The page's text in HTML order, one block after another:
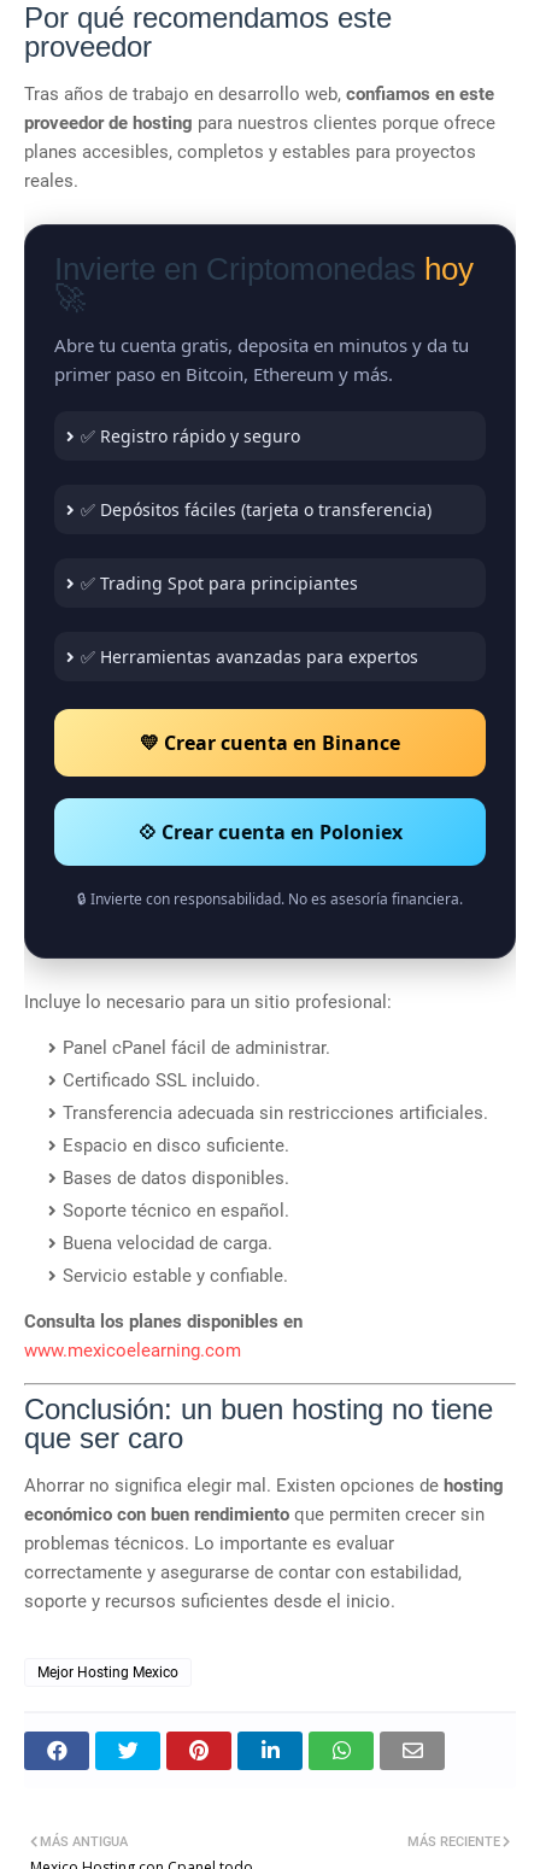
Por qué recomendamos este
proveedor
Tras años de trabajo en desarrollo web, confiamos en este
proveedor de hosting para nuestros clientes porque ofrece
planes accesibles, completos y estables para proyectos
reales.
Invierte en Criptomonedas hoy
🚀
Abre tu cuenta gratis, deposita en minutos y da tu
primer paso en Bitcoin, Ethereum y más.
✅ Registro rápido y seguro
✅ Depósitos fáciles (tarjeta o transferencia)
✅ Trading Spot para principiantes
✅ Herramientas avanzadas para expertos
💛 Crear cuenta en Binance
💠 Crear cuenta en Poloniex
🔒 Invierte con responsabilidad. No es asesoría financiera.
Incluye lo necesario para un sitio profesional:
Panel cPanel fácil de administrar.
Certificado SSL incluido.
Transferencia adecuada sin restricciones artificiales.
Espacio en disco suficiente.
Bases de datos disponibles.
Soporte técnico en español.
Buena velocidad de carga.
Servicio estable y confiable.
Consulta los planes disponibles en
www.mexicoelearning.com
Conclusión: un buen hosting no tiene
que ser caro
Ahorrar no significa elegir mal. Existen opciones de hosting
económico con buen rendimiento que permiten crecer sin
problemas técnicos. Lo importante es evaluar
correctamente y asegurarse de contar con estabilidad,
soporte y recursos suficientes desde el inicio.
Mejor Hosting Mexico
MÁS RECIENTE
MÁS ANTIGUA